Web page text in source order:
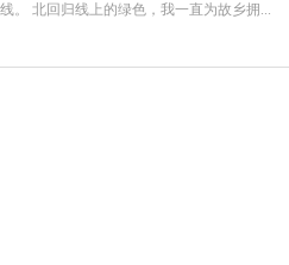
。 北回归线上的绿色，我一直为故乡拥...